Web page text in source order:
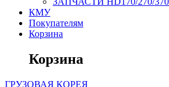
КМУ
Покупателям
Корзина
Корзина
ГРУЗОВАЯ КОРЕЯ